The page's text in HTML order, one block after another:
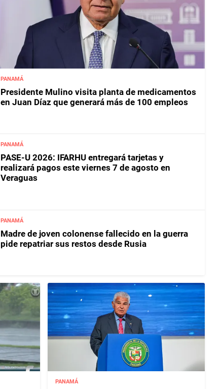
PANAMÁ
Presidente Mulino visita planta de medicamentos
en Juan Díaz que generará más de 100 empleos
PANAMÁ
PASE-U 2026: IFARHU entregará tarjetas y
realizará pagos este viernes 7 de agosto en
Veraguas
PANAMÁ
Madre de joven colonense fallecido en la guerra
pide repatriar sus restos desde Rusia
PANAMÁ